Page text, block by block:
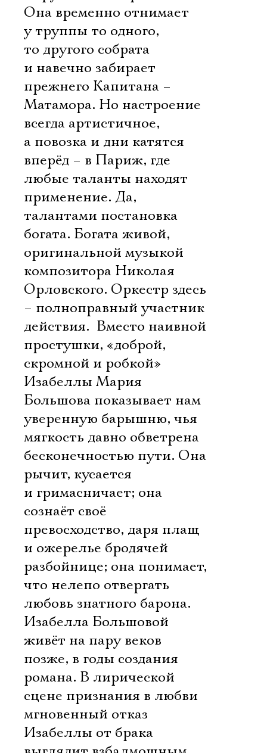
Она временно отнимает
у труппы то одного,
то другого собрата
и навечно забирает
прежнего Капитана –
Матамора. Но настроение
всегда артистичное,
а повозка и дни катятся
вперёд – в Париж, где
любые таланты находят
применение. Да,
талантами постановка
богата. Богата живой,
оригинальной музыкой
композитора Николая
Орловского. Оркестр здесь
– полноправный участник
действия. Вместо наивной
простушки, «доброй,
скромной и робкой»
Изабеллы Мария
Большова показывает нам
уверенную барышню, чья
мягкость давно обветрена
бесконечностью пути. Она
рычит, кусается
и гримасничает; она
сознаёт своё
превосходство, даря плащ
и ожерелье бродячей
разбойнице; она понимает,
что нелепо отвергать
любовь знатного барона.
Изабелла Большовой
живёт на пару веков
позже, в годы создания
романа. В лирической
сцене признания в любви
мгновенный отказ
Изабеллы от брака